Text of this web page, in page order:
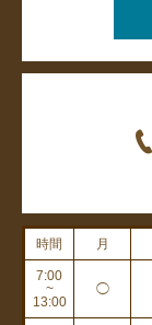
時間 月
7:00
~
13:00
◯